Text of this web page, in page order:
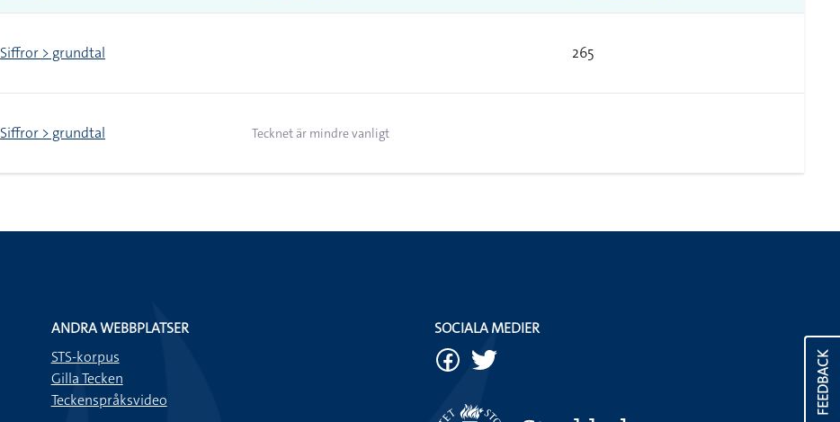
Siffror > grundtal 265
Siffror > grundtal Tecknet är mindre vanligt
FEEDBACK
ANDRA WEBBPLATSER
STS-korpus
Gilla Tecken
Teckenspråksvideo
SOCIALA MEDIER